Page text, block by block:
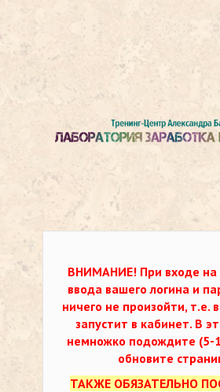
ВНИМАНИЕ! При входе на
ввода вашего логина и
ничего не произойти, т.е.
запустит в кабинет. В
немножко подождите (5-
обновите
ТАКЖЕ ОБЯЗАТЕЛЬНО